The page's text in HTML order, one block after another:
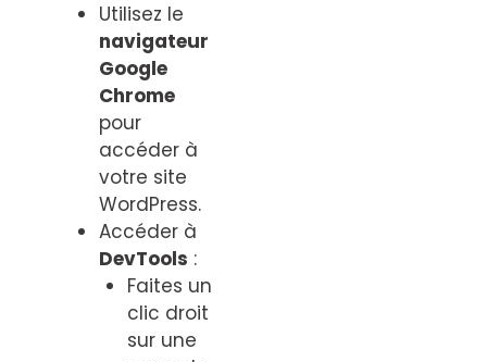
Utilisez le
navigateur
Google
Chrome
pour
accéder à
votre site
WordPress.
Accéder à
DevTools :
Faites un
clic droit
sur une